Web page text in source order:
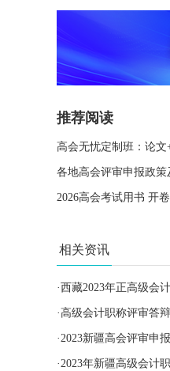
推荐阅读
高会无忧定制班：论
各地高会评审申报政策
2026高会考试用书 开
相关资讯
·西藏2023年正高级会
·高级会计职称评审答
·2023新疆高会评审申
·2023年新疆高级会计